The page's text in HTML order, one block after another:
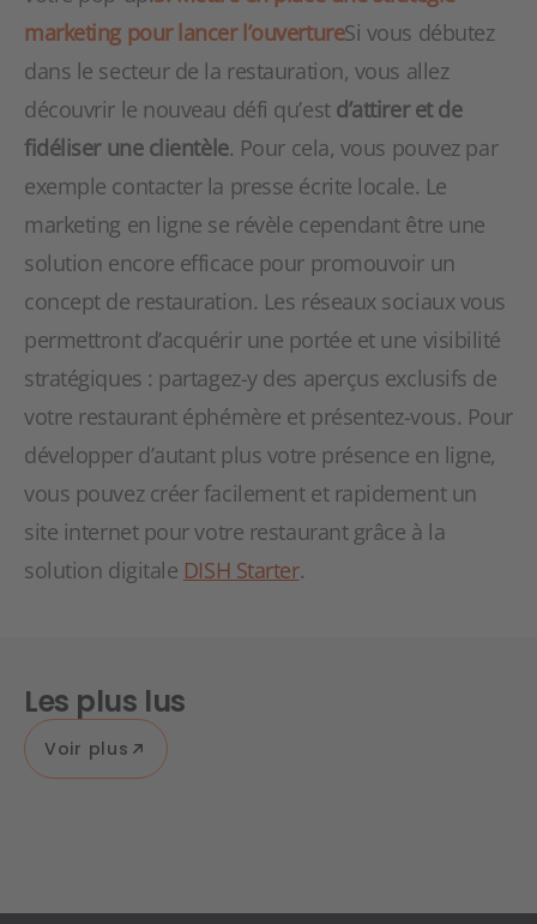
marketing pour lancer l’ouvertureSi vous débutez
dans le secteur de la restauration, vous allez
découvrir le nouveau défi qu’est d’attirer et de
fidéliser une clientèle. Pour cela, vous pouvez par
exemple contacter la presse écrite locale. Le
marketing en ligne se révèle cependant être une
solution encore efficace pour promouvoir un
concept de restauration. Les réseaux sociaux vous
permettront d’acquérir une portée et une visibilité
stratégiques : partagez-y des aperçus exclusifs de
votre restaurant éphémère et présentez-vous. Pour
développer d’autant plus votre présence en ligne,
vous pouvez créer facilement et rapidement un
site internet pour votre restaurant grâce à la
solution digitale DISH Starter.
Les plus lus
Voir plus